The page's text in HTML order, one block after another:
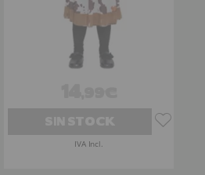
IVA Incl.